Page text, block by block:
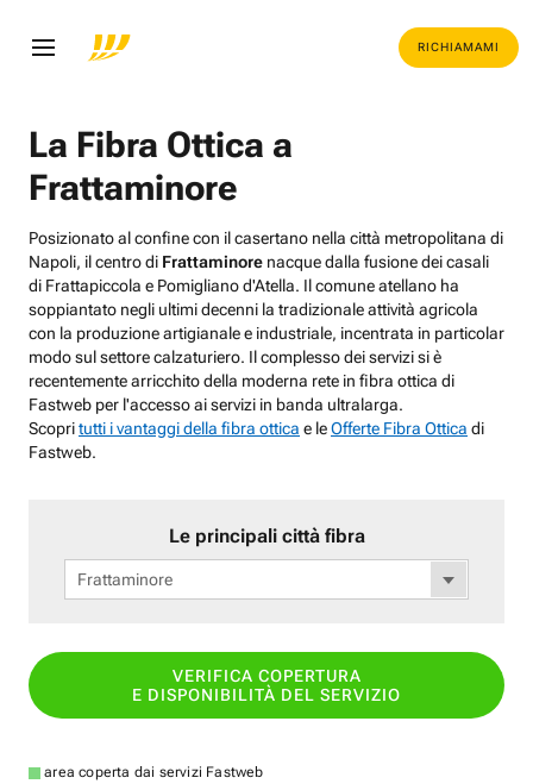
RICHIAMAMI
La Fibra Ottica a
Frattaminore
Posizionato al confine con il casertano nella città metropolitana di
Napoli, il centro di Frattaminore nacque dalla fusione dei casali
di Frattapiccola e Pomigliano d'Atella. Il comune atellano ha
soppiantato negli ultimi decenni la tradizionale attività agricola
con la produzione artigianale e industriale, incentrata in particolar
modo sul settore calzaturiero. Il complesso dei servizi si è
recentemente arricchito della moderna rete in fibra ottica di
Fastweb per l'accesso ai servizi in banda ultralarga.
Scopritutti i vantaggi della fibra ottica e leOfferte Fibra Ottica di
Fastweb.
Le principali città fibra
Frattaminore
VERIFICA COPERTURA
E DISPONIBILITÀ DEL SERVIZIO
area coperta dai servizi Fastweb